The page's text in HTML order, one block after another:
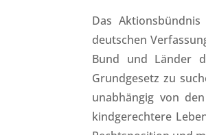
Das
deutschen
Bund und Länder
Grundgesetz zu
unabhängig von
kindgerechtere